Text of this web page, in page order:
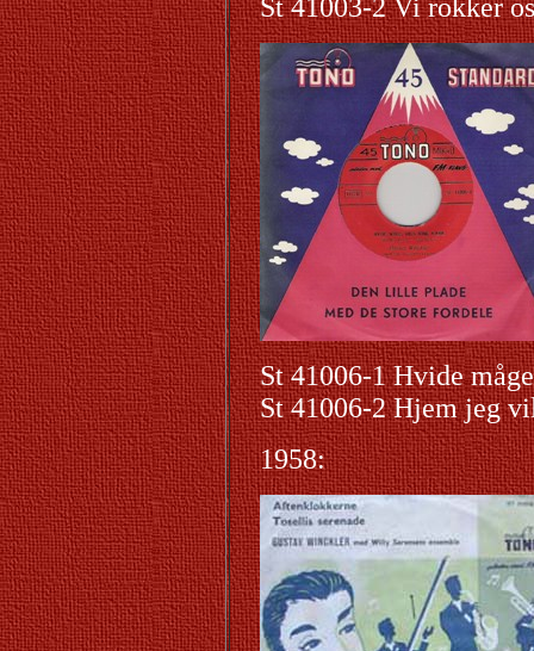
St 41003-2 Vi rokker
St 41006-1 Hvide
St 41006-2 Hjem jeg
1958: